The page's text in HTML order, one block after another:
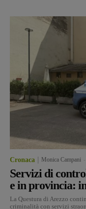
Cronaca Monica Campani
Servizi di
e in provincia:
La Questura di Arezzo
criminalità con servizi